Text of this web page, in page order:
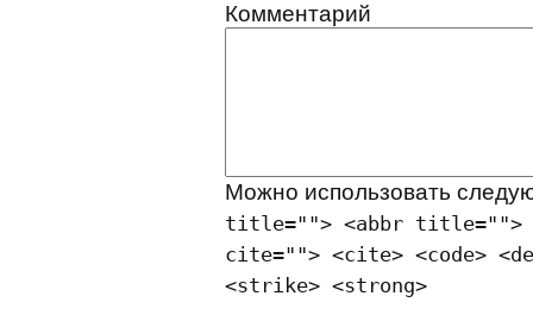
Комментарий
Можно использовать
title=""> <abbr title="">
cite=""> <cite> <code>
<strike> <strong>